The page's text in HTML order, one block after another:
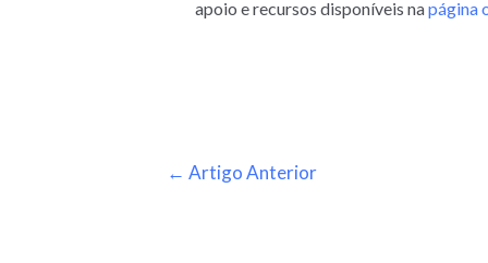
apoio e recursos disponíveis napágina
← Artigo Anterior